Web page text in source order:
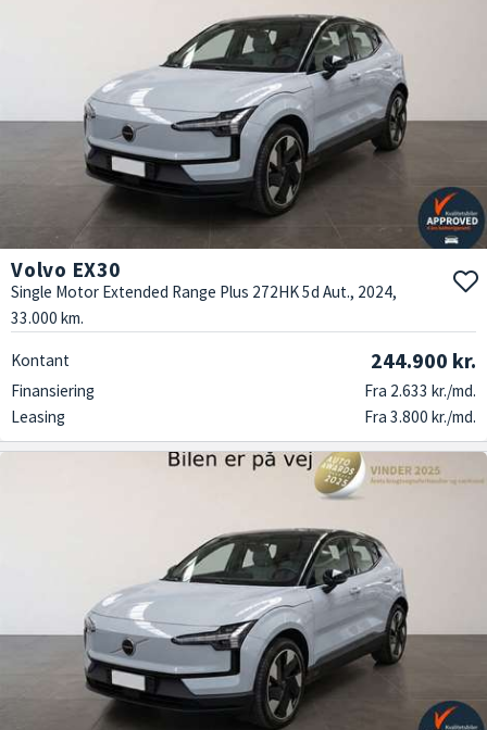
Volvo EX30
Single Motor Extended Range Plus 272HK 5d Aut., 2024,
33.000 km.
Kontant 244.900 kr.
Finansiering
Fra 2.633 kr./md.
Leasing
Fra 3.800 kr./md.